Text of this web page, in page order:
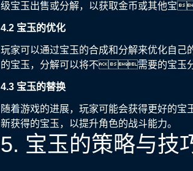
级宝玉出售或分解，以获取金币或其
4.2 宝玉的优化
玩家可以通过宝玉的合成和分解来优化自己
的宝玉，分解可以将不需要的宝
4.3 宝玉的替换
随着游戏的进展，玩家可能会获得更好
新获得的宝玉，以提升角色的战斗能力。
5. 宝玉的策略与技